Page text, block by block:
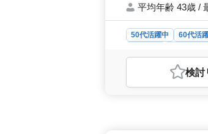
平均年齢 43歳 /
50代活躍中 60代活
おすすめポイント
＜夜勤なしの看護師
較的定時で働けま
検討